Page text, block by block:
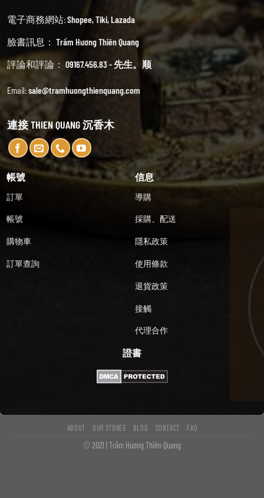
電子商務網站:Shopee,Tiki,Lazada
臉書訊息： Trầm Hương Thiên Quang
評論和評論： 09167.456.83 - 先生。顺
Email:sale@tramhuongthienquang.com
連接 THIEN QUANG 沉香木
帳號
訂單
帳號
購物車
訂單查詢
信息
導購
採購、配送
隱私政策
使用條款
退貨政策
接觸
代理合作
證書
ABOUT OUR STORES BLOG CONTACT FAQ
© 2021 | Trầm Hương Thiên Quang